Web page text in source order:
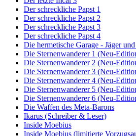
Der schreckliche Papst 1
Der schreckliche Papst 2
Der schreckliche Papst 3
Der schreckliche Papst 4
Die hermetische Garage - Jäger
Die Sternenwanderer 1 (Neu-
Die Sternenwanderer 2 (Neu-
Die Sternenwanderer 3 (Neu-
Die Sternenwanderer 4 (Neu-
Die Sternenwanderer 5 (Neu-
Die Sternenwanderer 6 (Neu-
Die Waffen des Meta-Barons
Ikarus (Schreiber & Leser)
Inside Moebius
Inside Moebius (limitierte